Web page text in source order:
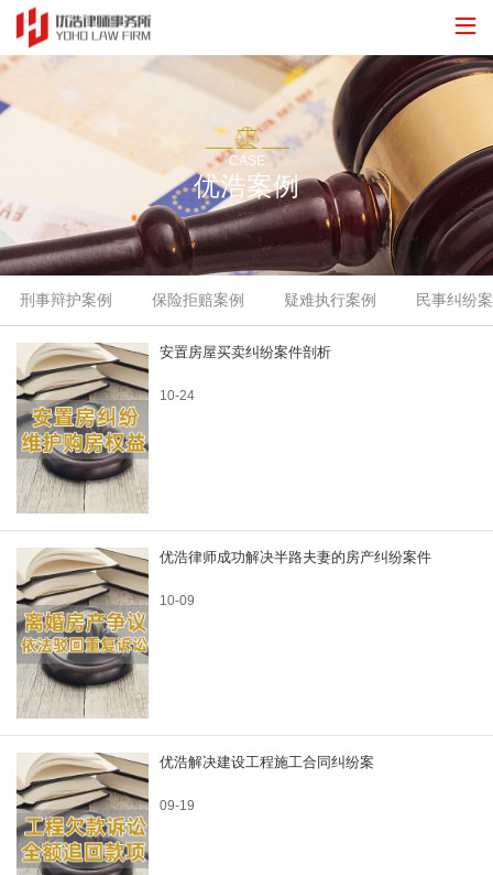
CASE
优浩案例
刑事辩护案例 保险拒赔案例 疑难执行案例 民事纠纷
安置房屋买卖纠纷案件剖析
10-24
优浩律师成功解决半路夫妻的房产纠纷案件
10-09
优浩解决建设工程施工合同纠纷案
09-19